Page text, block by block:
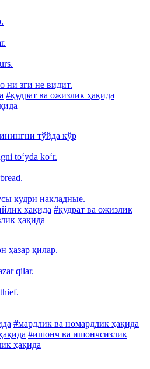
ни зги не видит.
#қудрат ва ожизлик ҳақида
тўйда кўр
to‘yda ko‘r.
кудри накладные.
ҳақида #қудрат ва ожизлик
ҳақида
ҳазар қилар.
qilar.
#мардлик ва номардлик ҳақида
#ишонч ва ишончсизлик
ҳақида